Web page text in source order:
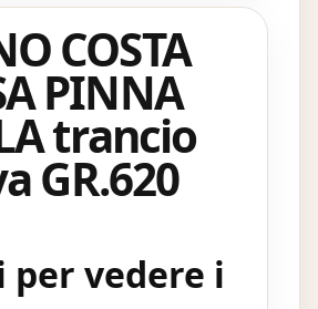
COSTA
PINNA
trancio
GR.620
per vedere i